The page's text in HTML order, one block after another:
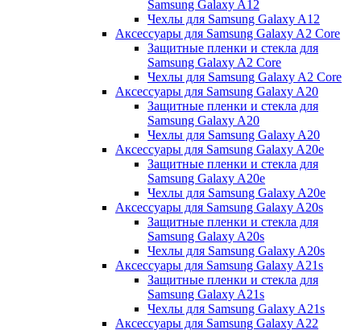
Samsung Galaxy A12
Чехлы для Samsung Galaxy A12
Аксессуары для Samsung Galaxy A2 Core
Защитные пленки и стекла для
Samsung Galaxy A2 Core
Чехлы для Samsung Galaxy A2 Core
Аксессуары для Samsung Galaxy A20
Защитные пленки и стекла для
Samsung Galaxy A20
Чехлы для Samsung Galaxy A20
Аксессуары для Samsung Galaxy A20e
Защитные пленки и стекла для
Samsung Galaxy A20e
Чехлы для Samsung Galaxy A20e
Аксессуары для Samsung Galaxy A20s
Защитные пленки и стекла для
Samsung Galaxy A20s
Чехлы для Samsung Galaxy A20s
Аксессуары для Samsung Galaxy A21s
Защитные пленки и стекла для
Samsung Galaxy A21s
Чехлы для Samsung Galaxy A21s
Аксессуары для Samsung Galaxy A22